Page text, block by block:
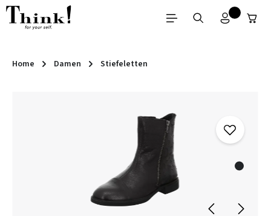
Zum Hauptinhalt springen
Home Damen Stiefeletten